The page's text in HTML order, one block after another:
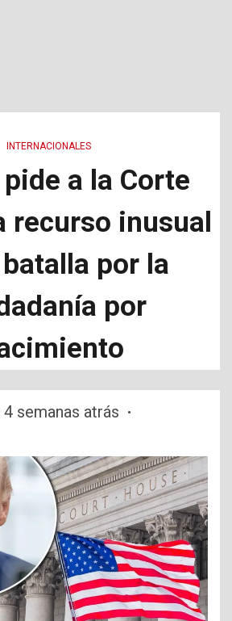
INTERNACIONALES
a la Corte
recurso inusual
por la
por
4 semanas atrás